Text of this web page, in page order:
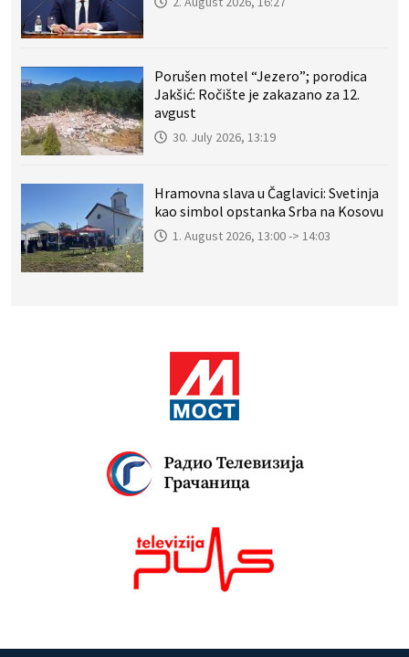
Porušen motel “Jezero”; porodica
Jakšić: Ročište je zakazano za 12.
avgust
30. July 2026, 13:19
Hramovna slava u Čaglavici: Svetinja
kao simbol opstanka Srba na Kosovu
1. August 2026, 13:00 -> 14:03